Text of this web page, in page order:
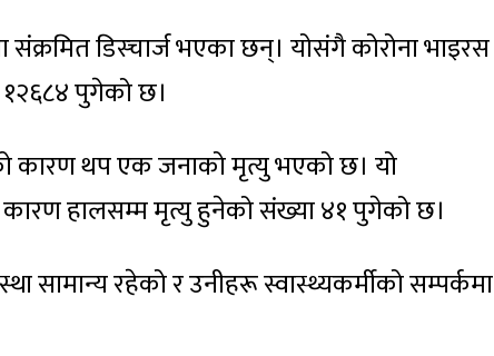
डिस्चार्ज भएका छन्। योसंगै कोरोना भाइरस
पुगेको छ।
कारण थप एक जनाको मृत्यु भएको छ। यो
हालसम्म मृत्यु हुनेको संख्या ४१ पुगेको छ।
सामान्य रहेको र उनीहरू स्वास्थ्यकर्मीको सम्पर्कमा